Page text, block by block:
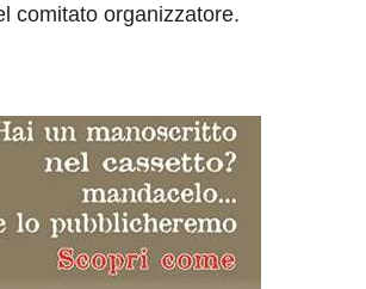
comitato organizzatore.